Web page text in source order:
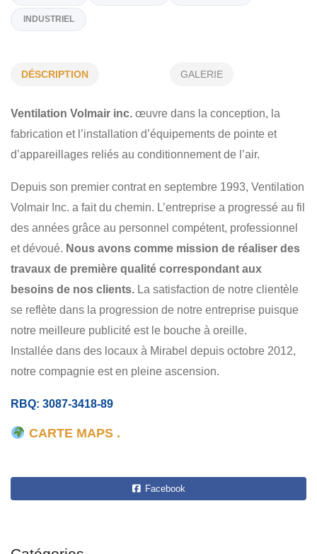
http://www.ventilationvolmair.com
INSTALLATION FABRICATION VENTILATION
CHAUFFAGE RÉSIDENTIEL COMMERCIAL
DÉSCRIPTION GALERIE
Ventilation Volmair inc. œuvre dans la conception, la
fabrication et l’installation d’équipements de pointe et
d’appareillages reliés au conditionnement de l’air.
Depuis son premier contrat en septembre 1993, Ventilation
Volmair Inc. a fait du chemin. L’entreprise a progressé au fil
des années grâce au personnel compétent, professionnel
et dévoué. Nous avons comme mission de réaliser des
travaux de première qualité correspondant aux
besoins de nos clients. La satisfaction de notre clientèle
se reflète dans la progression de notre entreprise puisque
notre meilleure publicité est le bouche à oreille.
Installée dans des locaux à Mirabel depuis octobre 2012,
notre compagnie est en pleine ascension.
RBQ: 3087-3418-89
CARTE MAPS .
Facebook